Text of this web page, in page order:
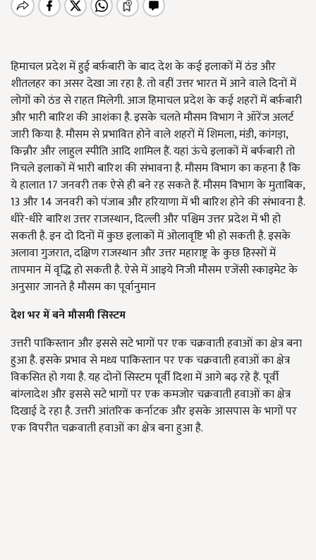
हिमाचल प्रदेश में हुई बर्फ़बारी के बाद देश के कई इलाकों में ठंड और
शीतलहर का असर देखा जा रहा है. तो वहीं उत्तर भारत में आने वाले दिनों में
लोगों को ठंड से राहत मिलेगी. आज हिमाचल प्रदेश के कई शहरों में बर्फ़बारी
और भारी बारिश की आशंका है. इसके चलते मौसम विभाग ने ऑरेंज अलर्ट
जारी किया है. मौसम से प्रभावित होने वाले शहरों में शिमला, मंडी, कांगड़ा,
किन्नौर और लाहुल स्पीति आदि शामिल हैं. यहां ऊंचे इलाकों में बर्फबारी तो
निचले इलाकों में भारी बारिश की संभावना है. मौसम विभाग का कहना है कि
ये हालात 17 जनवरी तक ऐसे ही बने रह सकते हैं. मौसम विभाग के मुताबिक,
13 और 14 जनवरी को पंजाब और हरियाणा में भी बारिश होने की संभावना है.
धीरे-धीरे बारिश उत्तर राजस्थान, दिल्ली और पश्चिम उत्तर प्रदेश में भी हो
सकती है. इन दो दिनों में कुछ इलाकों में ओलावृष्टि भी हो सकती है. इसके
अलावा गुजरात, दक्षिण राजस्थान और उत्तर महाराष्ट्र के कुछ हिस्सों में
तापमान में वृद्धि हो सकती है. ऐसे में आइये निजी मौसम एजेंसी स्काइमेट के
अनुसार जानते है मौसम का पूर्वानुमान
देश भर में बने मौसमी सिस्टम
उत्तरी पाकिस्तान और इससे सटे भागों पर एक चक्रवाती हवाओं का क्षेत्र बना
हुआ है. इसके प्रभाव से मध्य पाकिस्तान पर एक चक्रवाती हवाओं का क्षेत्र
विकसित हो गया है. यह दोनों सिस्टम पूर्वी दिशा में आगे बढ़ रहे हैं. पूर्वी
बांग्लादेश और इससे सटे भागों पर एक कमजोर चक्रवाती हवाओं का क्षेत्र
दिखाई दे रहा है. उत्तरी आंतरिक कर्नाटक और इसके आसपास के भागों पर
एक विपरीत चक्रवाती हवाओं का क्षेत्र बना हुआ है.